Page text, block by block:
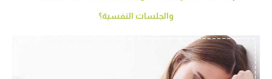
والجلسات النفسية؟